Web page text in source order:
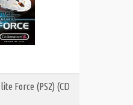
Force (PS2) (CD